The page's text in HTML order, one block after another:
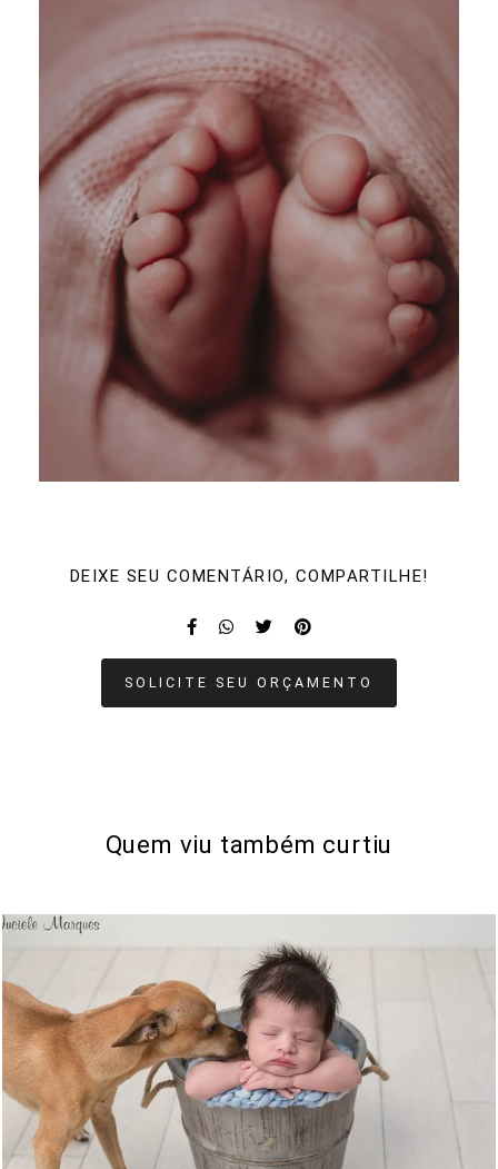
DEIXE SEU COMENTÁRIO, COMPARTILHE!
SOLICITE SEU ORÇAMENTO
Quem viu também curtiu
1310 13